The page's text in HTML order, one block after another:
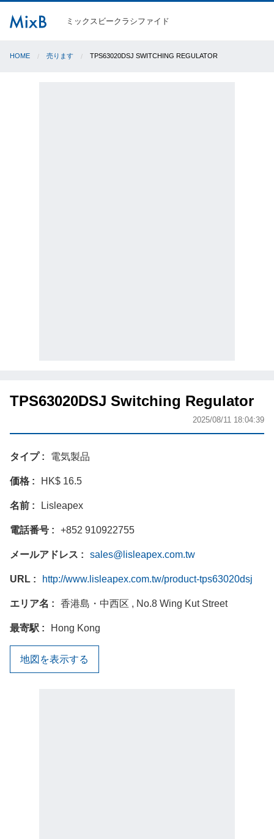
ミックスビークラシファイド
HOME 売ります TPS63020DSJ SWITCHING REGULATOR
TPS63020DSJ Switching Regulator
2025/08/11 18:04:39
タイプ 電気製品
価格 HK$ 16.5
名前 Lisleapex
電話番号 +852 910922755
メールアドレス sales@lisleapex.com.tw
URL http://www.lisleapex.com.tw/product-tps63020dsj
エリア名 香港島・中西区 , No.8 Wing Kut Street
最寄駅 Hong Kong
地図を表示する